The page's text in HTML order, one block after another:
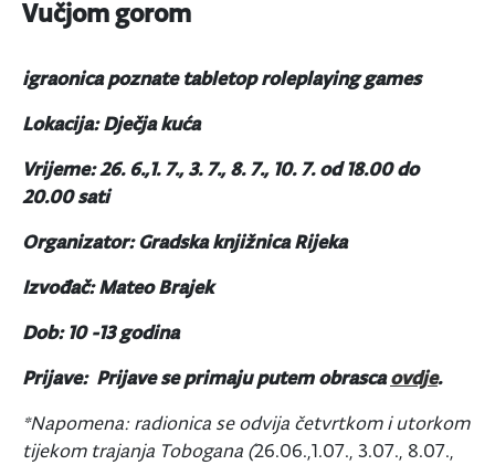
Vučjom gorom
igraonica poznate tabletop roleplaying games
Lokacija: Dječja kuća
Vrijeme: 26. 6.,1. 7., 3. 7., 8. 7., 10. 7. od 18.00 do
20.00 sati
Organizator: Gradska knjižnica Rijeka
Izvođač: Mateo Brajek
Dob: 10 -13 godina
Prijave: Prijave se primaju putem obrascaovdje.
*Napomena: radionica se odvija četvrtkom i utorkom
tijekom trajanja Tobogana (26.06.,1.07., 3.07., 8.07.,